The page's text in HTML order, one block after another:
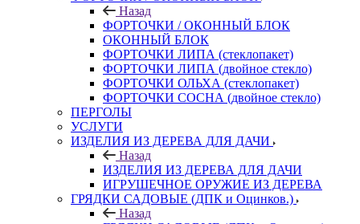
Назад
ФОРТОЧКИ / ОКОННЫЙ БЛОК
ОКОННЫЙ БЛОК
ФОРТОЧКИ ЛИПА (стеклопакет)
ФОРТОЧКИ ЛИПА (двойное стекло)
ФОРТОЧКИ ОЛЬХА (стеклопакет)
ФОРТОЧКИ СОСНА (двойное стекло)
ПЕРГОЛЫ
УСЛУГИ
ИЗДЕЛИЯ ИЗ ДЕРЕВА ДЛЯ ДАЧИ
Назад
ИЗДЕЛИЯ ИЗ ДЕРЕВА ДЛЯ ДАЧИ
ИГРУШЕЧНОЕ ОРУЖИЕ ИЗ ДЕРЕВА
ГРЯДКИ САДОВЫЕ (ДПК и Оцинков.)
Назад